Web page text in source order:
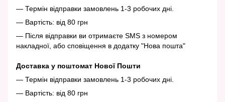
— Термін відправки замовлень 1-3 робочих дні.
— Вартість: від 80 грн
— Після відправки ви отримаєте SMS з номером
накладної, або сповіщення в додатку "Нова пошта"
Доставка у поштомат Нової Пошти
— Термін відправки замовлень 1-3 робочих дні.
— Вартість: від 80 грн